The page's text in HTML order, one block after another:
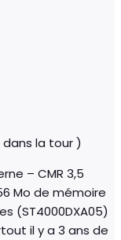
la tour )
– CMR 3,5
Mo de mémoire
(ST4000DXA05)
il y a 3 ans de